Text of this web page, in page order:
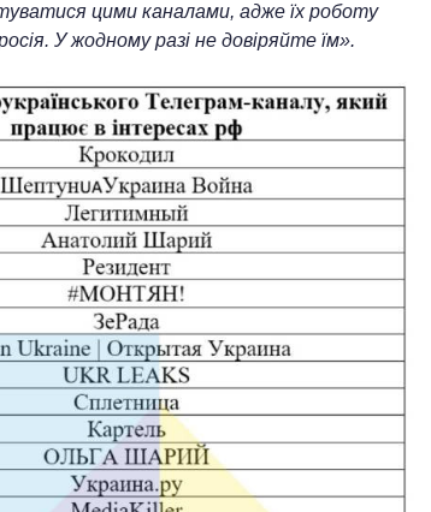
цими каналами, адже їх роботу
У жодному разі не довіряйте їм».